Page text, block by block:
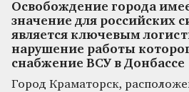
Освобождение города
значение для российских
является ключевым
нарушение работы
снабжение ВСУ в Донбассе
Город Краматорск,